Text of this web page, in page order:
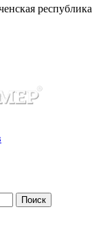
республика
Поиск